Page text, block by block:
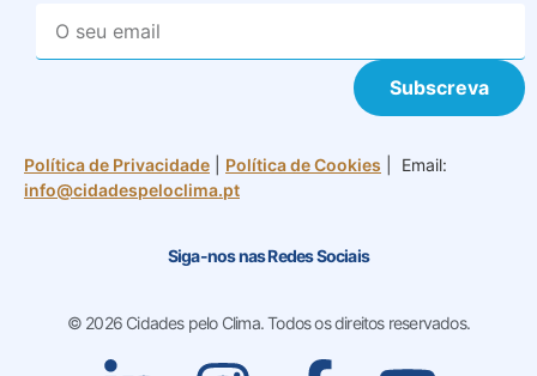
Subscreva
Política de Privacidade Política de Cookies | Email:
info@cidadespeloclima.pt
Siga-nos nas Redes Sociais
© 2026 Cidades pelo Clima. Todos os direitos reservados.